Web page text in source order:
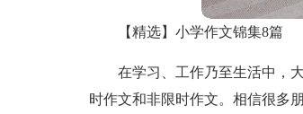
【精选】小学作文锦集8篇
在学习、工作乃至生活中，
时作文和非限时作文。相信很多